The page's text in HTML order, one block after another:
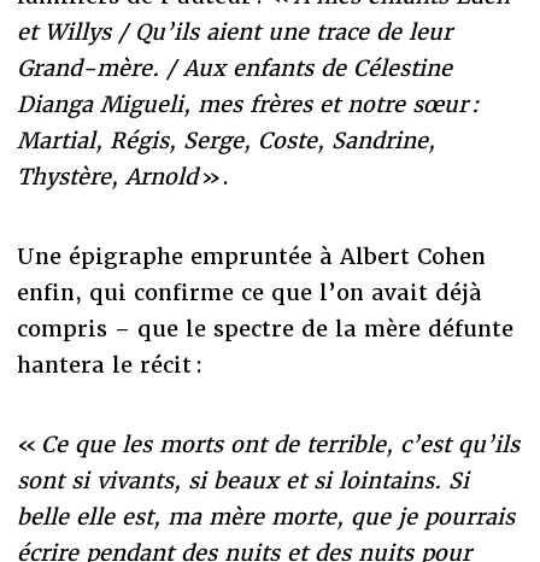
et Willys / Qu’ils aient une trace de leur
Grand-mère. / Aux enfants de Célestine
Dianga Migueli, mes frères et notre sœur :
Martial, Régis, Serge, Coste, Sandrine,
Thystère, Arnold».
Une épigraphe empruntée à Albert Cohen
enfin, qui confirme ce que l’on avait déjà
compris – que le spectre de la mère défunte
hantera le récit :
« Ce que les morts ont de terrible, c’est qu’ils
sont si vivants, si beaux et si lointains. Si
belle elle est, ma mère morte, que je pourrais
écrire pendant des nuits et des nuits pour